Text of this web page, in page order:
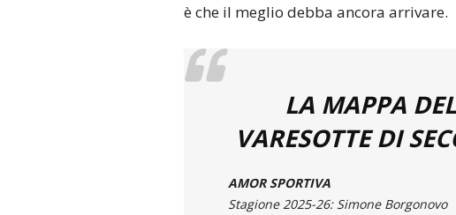
è che il meglio debba ancora arrivare.
LA MAPPA
VARESOTTE DI
AMOR SPORTIVA
Stagione 2025-26: Simone Borgonovo